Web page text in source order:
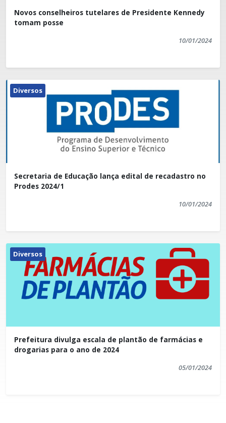
Novos conselheiros tutelares de Presidente Kennedy
tomam posse
10/01/2024
Diversos
Secretaria de Educação lança edital de recadastro no
Prodes 2024/1
10/01/2024
Diversos
Prefeitura divulga escala de plantão de farmácias e
drogarias para o ano de 2024
05/01/2024